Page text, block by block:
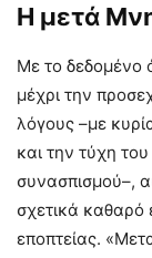
Η μετά
Με το δεδομένο
μέχρι την
λόγους –με
και την τύχη
συνασπισμού–,
σχετικά καθαρό
εποπτείας.